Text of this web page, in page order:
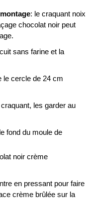
: le craquant noix
chocolat noir peut
sans farine et la
le cercle de 24 cm
les garder au
fond du moule de
en pressant pour faire
crème brûlée sur la